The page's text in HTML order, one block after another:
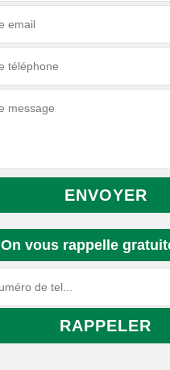
On vous rappelle